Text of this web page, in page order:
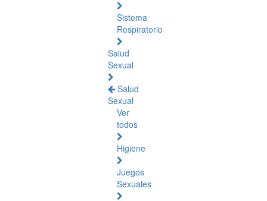
Sistema
Respiratorio
Salud
Sexual
Salud
Sexual
Ver
todos
Higiene
Juegos
Sexuales